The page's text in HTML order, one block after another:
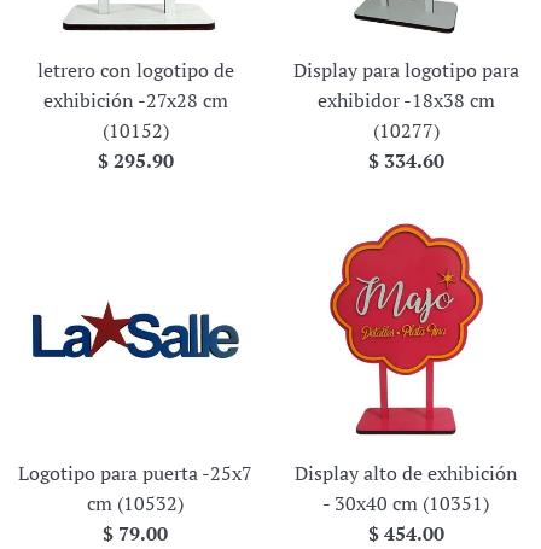
letrero con logotipo de
exhibición -27x28 cm
(10152)
Precio
$ 295.90
Display para logotipo para
exhibidor -18x38 cm
(10277)
Precio
$ 334.60
Logotipo para puerta -25x7
cm (10532)
Precio
$ 79.00
Display alto de exhibición
- 30x40 cm (10351)
Precio
$ 454.00